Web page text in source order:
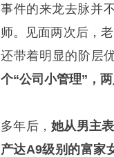
事件的来龙去脉并
师。见面两次后，
还带着明显的阶
个“公司小管理”，
多年后，她从男主
产达A9级别的富家